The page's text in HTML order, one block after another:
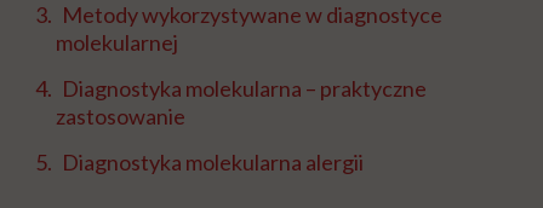
Metody wykorzystywane w diagnostyce
molekularnej
Diagnostyka molekularna – praktyczne
zastosowanie
Diagnostyka molekularna alergii